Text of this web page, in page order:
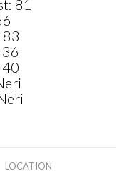
81
83
40
LOCATION